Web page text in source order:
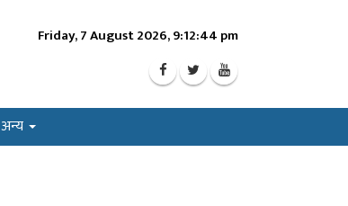
Friday, 7 August 2026, 9:12:46 pm
अन्य